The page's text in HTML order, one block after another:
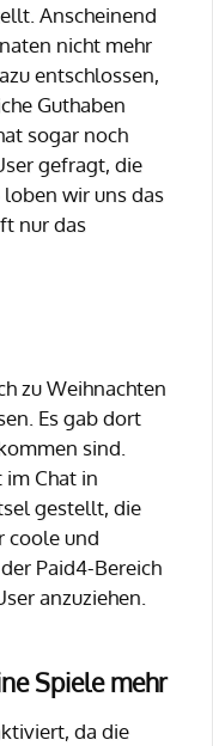
Anscheinend
nicht mehr
entschlossen,
Guthaben
sogar noch
gefragt, die
wir uns das
nur das
zu Weihnachten
Es gab dort
sind.
Chat in
gestellt, die
coole und
Paid4-Bereich
anzuziehen.
Spiele mehr
da die